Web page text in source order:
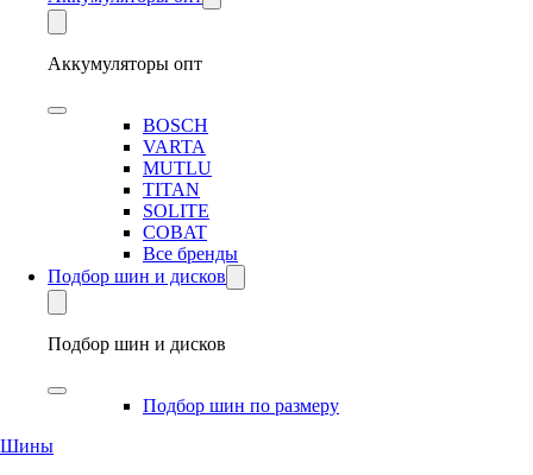
Аккумуляторы опт
BOSCH
VARTA
MUTLU
TITAN
SOLITE
COBAT
Все бренды
Подбор шин и дисков
Подбор шин и дисков
Подбор шин по размеру
Шины